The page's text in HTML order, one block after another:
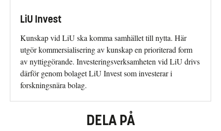
LiU Invest
Kunskap vid LiU ska komma samhället till nytta. Här
utgör kommersialisering av kunskap en prioriterad form
av nyttiggörande. Investeringsverksamheten vid LiU drivs
därför genom bolaget LiU Invest som investerar i
forskningsnära bolag.
DELA PÅ